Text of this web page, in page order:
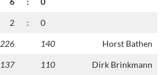
2 : 0
226 140 Horst Bathen
137 110 Dirk Brinkmann